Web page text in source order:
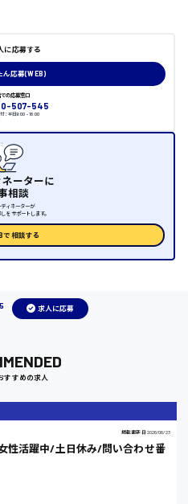
に応募する
ん応募(WEB)
での応募窓口
507-545
：平日9:00 - 18:00
ネーターに
相談
ディネーターが
をサポートします。
で相談する
求人に応募
すすめの求人
掲載更新日 2026/06/23
性活躍中/土日休み/問い合わせ番